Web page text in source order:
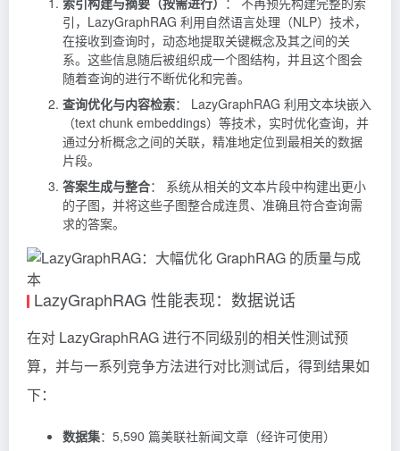
引，LazyGraphRAG 利用自然语言处理（NLP）技术，
在接收到查询时，动态地提取关键概念及其之间的关
系。这些信息随后被组织成一个图结构，并且这个图会
随着查询的进行不断优化和完善。
查询优化与内容检索： LazyGraphRAG 利用文本块嵌入
（text chunk embeddings）等技术，实时优化查询，并
通过分析概念之间的关联，精准地定位到最相关的数据
片段。
答案生成与整合： 系统从相关的文本片段中构建出更小
的子图，并将这些子图整合成连贯、准确且符合查询需
求的答案。
LazyGraphRAG 性能表现：数据说话
在对 LazyGraphRAG 进行不同级别的相关性测试预
算，并与一系列竞争方法进行对比测试后，得到结果如
下：
数据集：5,590 篇美联社新闻文章（经许可使用）